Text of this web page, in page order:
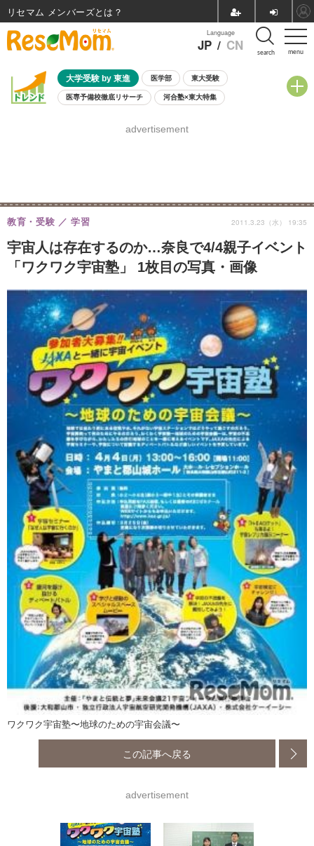
menu
Language
JP / CN search
大学受験 by 東進 医学部 東大受験
医専予備校徹底リサーチ 河合塾×東大特集
8月開催学校説明会・相談会
advertisement
宇宙人は存在するのか…奈良で4/4親子イベント
「ワクワク宇宙塾」 1枚目の写真・画像
教育・受験 学習 2011.3.23（水） 19:35
ワクワク宇宙塾〜地球のための宇宙会議〜
この記事へ戻る
advertisement
リセマム メンバーズ